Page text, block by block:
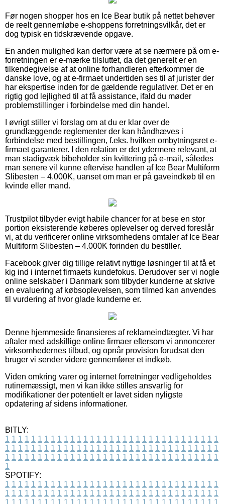
Før nogen shopper hos en Ice Bear butik på nettet behøver
de reelt gennemløbe e-shoppens forretningsvilkår, det er
dog typisk en tidskrævende opgave.
En anden mulighed kan derfor være at se nærmere på om e-
forretningen er e-mærke tilsluttet, da det generelt er en
tilkendegivelse af at online forhandleren efterkommer de
danske love, og at e-firmaet undertiden ses til af jurister der
har ekspertise inden for de gældende regulativer. Det er en
rigtig god lejlighed til at få assistance, ifald du møder
problemstillinger i forbindelse med din handel.
I øvrigt stiller vi forslag om at du er klar over de
grundlæggende reglementer der kan håndhæves i
forbindelse med bestillingen, f.eks. hvilken ombytningsret e-
firmaet garanterer. I den relation er det ydermere relevant, at
man stadigvæk bibeholder sin kvittering på e-mail, således
man senere vil kunne eftervise handlen af Ice Bear Multiform
Slibesten – 4.000K, uanset om man er på gaveindkøb til en
kvinde eller mand.
Trustpilot tilbyder evigt habile chancer for at bese en stor
portion eksisterende køberes oplevelser og derved foreslår
vi, at du verificerer online virksomhedens omtaler af Ice Bear
Multiform Slibesten – 4.000K forinden du bestiller.
Facebook giver dig tillige relativt nyttige løsninger til at få et
kig ind i internet firmaets kundefokus. Derudover ser vi nogle
online selskaber i Danmark som tilbyder kunderne at skrive
en evaluering af købsoplevelsen, som tilmed kan anvendes
til vurdering af hvor glade kunderne er.
Denne hjemmeside finansieres af reklameindtægter. Vi har
aftaler med adskillige online firmaer eftersom vi annoncerer
virksomhedernes tilbud, og opnår provision forudsat den
bruger vi sender videre gennemfører et indkøb.
Viden omkring varer og internet forretninger vedligeholdes
rutinemæssigt, men vi kan ikke stilles ansvarlig for
modifikationer der potentielt er lavet siden nyligste
opdatering af sidens informationer.
BITLY:
1 1 1 1 1 1 1 1 1 1 1 1 1 1 1 1 1 1 1 1 1 1 1 1 1 1 1 1 1 1 1 1 1
1 1 1 1 1 1 1 1 1 1 1 1 1 1 1 1 1 1 1 1 1 1 1 1 1 1 1 1 1 1 1 1 1
1 1 1 1 1 1 1 1 1 1 1 1 1 1 1 1 1 1 1 1 1 1 1 1 1 1 1 1 1 1 1 1 1
1
SPOTIFY:
1 1 1 1 1 1 1 1 1 1 1 1 1 1 1 1 1 1 1 1 1 1 1 1 1 1 1 1 1 1 1 1 1
1 1 1 1 1 1 1 1 1 1 1 1 1 1 1 1 1 1 1 1 1 1 1 1 1 1 1 1 1 1 1 1 1
1 1 1 1 1 1 1 1 1 1 1 1 1 1 1 1 1 1 1 1 1 1 1 1 1 1 1 1 1 1 1 1 1